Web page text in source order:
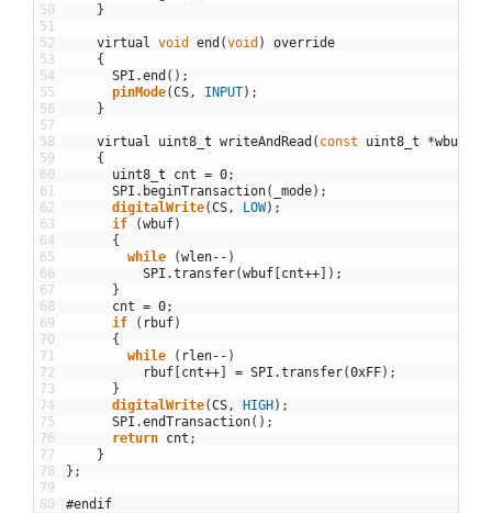
50
51
52
53
54
55
56
57
58
59
60
61
62
63
64
65
66
67
68
69
70
71
72
73
74
75
76
77
78
79
80
}
virtual void end (void )
override
{
SPI .end ( ) ;
pinMode(CS , INPUT) ;
}
virtual uint8 t writeAndRead ( const uint8_t *wbuf
{
uint8 t cnt = 0;
SPI . beginTransaction( _mode) ;
digitalWrite(CS , LOW) ;
if
(wbuf)
{
while
(wlen-- )
SPI .transfer(wbuf [cnt++] ) ;
}
cnt = 0;
if
( rbuf)
{
while
( rlen-- )
rbuf [cnt++] = SPI .transfer(0xFF) ;
}
digitalWrite(CS , HIGH) ;
SPI .endTransaction( ) ;
return cnt ;
}
} ;
#endif